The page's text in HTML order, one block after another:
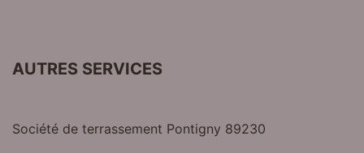
AUTRES SERVICES
Société de terrassement Pontigny 89230